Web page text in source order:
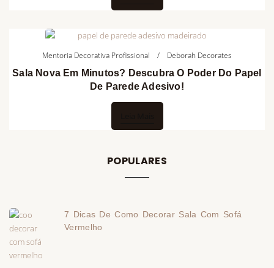
Mentoria Decorativa Profissional Deborah Decorates
Sala Nova Em Minutos? Descubra O Poder Do Papel
De Parede Adesivo!
POPULARES
7 Dicas De Como Decorar Sala Com Sofá
Vermelho